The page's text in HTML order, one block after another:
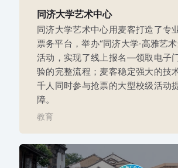
同济大学艺术中心
同济大学艺术中心用麦客打造了专
票务平台，举办“同济大学·高雅艺
活动，实现了线上报名—领取电子
验的完整流程；麦客稳定强大的技
千人同时参与抢票的大型校级活动
障。
教育